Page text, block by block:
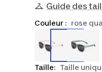
Guide des
Taille: Taille
Couleur : rose